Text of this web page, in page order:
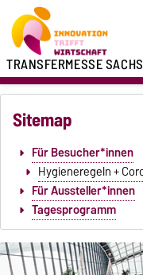
TRANSFERMESSE
Sitemap
Für Besucher*innen
Hygieneregeln +
Für Aussteller*innen
Tagesprogramm